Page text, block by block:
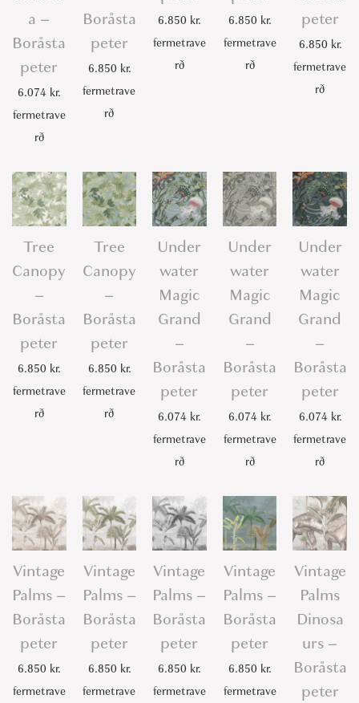
a –
Boråsta
peter
6.074 kr.
fermetrave
rð
Boråsta
peter
6.850 kr.
fermetrave
rð
6.850 kr.
fermetrave
rð
6.850 kr.
fermetrave
rð
peter
6.850 kr.
fermetrave
rð
Tree
Canopy
–
Boråsta
peter
6.850 kr.
fermetrave
rð
Tree
Canopy
–
Boråsta
peter
6.850 kr.
fermetrave
rð
Under
water
Magic
Grand
–
Boråsta
peter
6.074 kr.
fermetrave
rð
Under
water
Magic
Grand
–
Boråsta
peter
6.074 kr.
fermetrave
rð
Under
water
Magic
Grand
–
Boråsta
peter
6.074 kr.
fermetrave
rð
Vintage
Palms –
Boråsta
peter
6.850 kr.
fermetrave
Vintage
Palms –
Boråsta
peter
6.850 kr.
fermetrave
Vintage
Palms –
Boråsta
peter
6.850 kr.
fermetrave
Vintage
Palms –
Boråsta
peter
6.850 kr.
fermetrave
Vintage
Palms
Dinosa
urs –
Boråsta
peter